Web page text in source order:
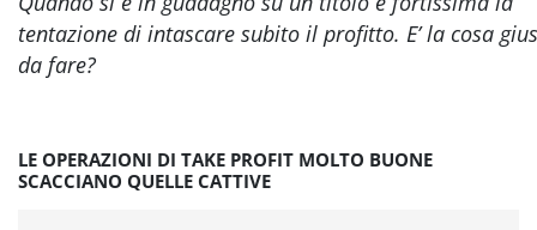
tentazione di intascare subito il profitto. E’ la cosa
da fare?
LE OPERAZIONI DI TAKE PROFIT MOLTO BUONE
SCACCIANO QUELLE CATTIVE